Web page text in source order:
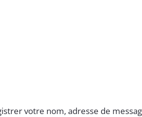
votre nom, adresse de